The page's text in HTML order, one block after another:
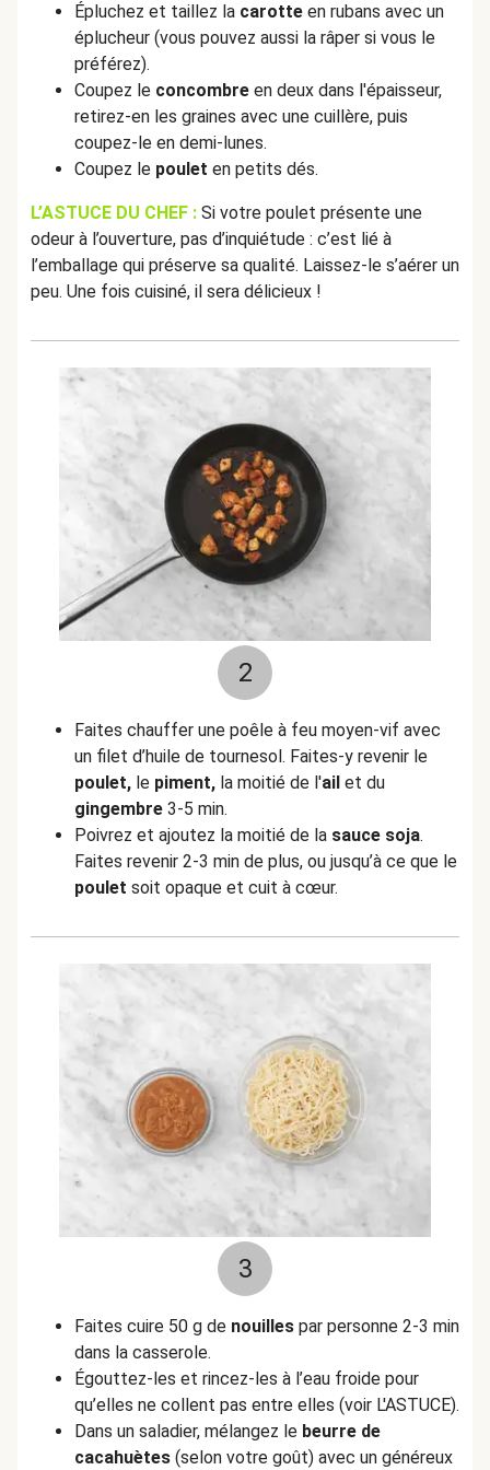
Épluchez et taillez la carotte en rubans avec un
éplucheur (vous pouvez aussi la râper si vous le
préférez).
Coupez le concombre en deux dans l'épaisseur,
retirez-en les graines avec une cuillère, puis
coupez-le en demi-lunes.
Coupez le poulet en petits dés.
L’ASTUCE DU CHEF : Si votre poulet présente une
odeur à l’ouverture, pas d’inquiétude : c’est lié à
l’emballage qui préserve sa qualité. Laissez-le s’aérer un
peu. Une fois cuisiné, il sera délicieux !
2
Faites chauffer une poêle à feu moyen-vif avec
un filet d’huile de tournesol. Faites-y revenir le
poulet, le piment, la moitié de l'ail et du
gingembre 3-5 min.
Poivrez et ajoutez la moitié de la sauce soja.
Faites revenir 2-3 min de plus, ou jusqu’à ce que le
poulet soit opaque et cuit à cœur.
3
Faites cuire 50 g de nouilles par personne 2-3 min
dans la casserole.
Égouttez-les et rincez-les à l’eau froide pour
qu’elles ne collent pas entre elles (voir L'ASTUCE).
Dans un saladier, mélangez le beurre de
cacahuètes (selon votre goût) avec un généreux